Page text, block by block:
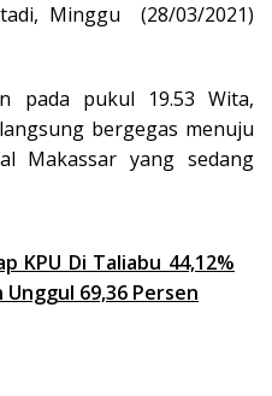
Minggu (28/03/2021)
pada pukul 19.53 Wita,
bergegas menuju
Makassar yang sedang
KPU Di Taliabu 44,12%
69,36 Persen